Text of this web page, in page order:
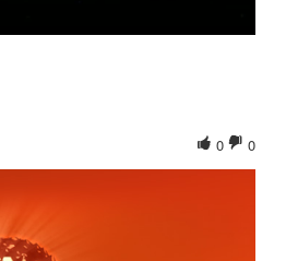
0
0